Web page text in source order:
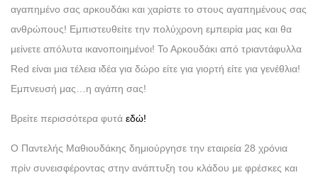
αγαπημένο σας αρκουδάκι και χαρίστε το στους αγαπημένους σας
ανθρώπους! Εμπιστευθείτε την πολύχρονη εμπειρία μας και θα
μείνετε απόλυτα ικανοποιημένοι! Το Αρκουδάκι από τριαντάφυλλα
Red είναι μια τέλεια ιδέα για δώρο είτε για γιορτή είτε για γενέθλια!
Εμπνευσή μας…η αγάπη σας!
Βρείτε περισσότερα φυτά εδώ!
Ο Παντελής Μαθιουδάκης δημιούργησε την εταιρεία 28 χρόνια
πρίν συνεισφέροντας στην ανάπτυξη του κλάδου με φρέσκες και